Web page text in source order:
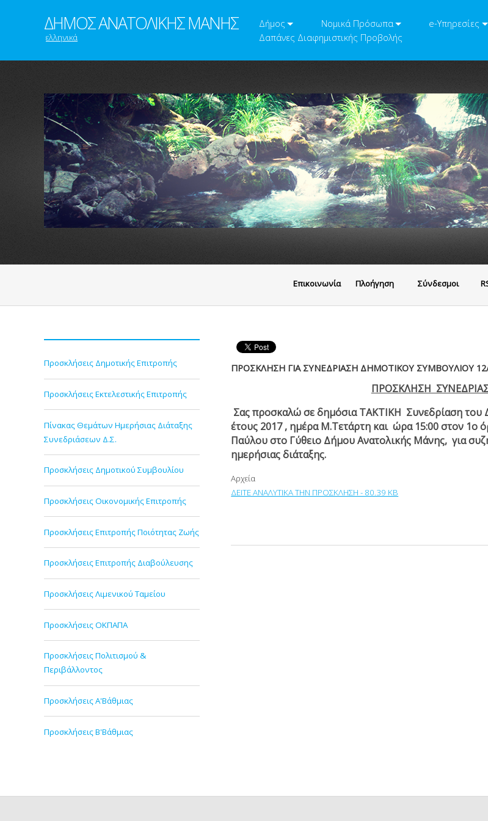
ΔΗΜΟΣ ΑΝΑΤΟΛΙΚΗΣ ΜΑΝΗΣ
ελληνικά
Δήμος Νομικά Πρόσωπα e-Υπηρεσίες
Δαπάνες Διαφημιστικής Προβολής
Eπικοινωνία Πλοήγηση Σύνδεσμοι
Προσκλήσεις Δημοτικής Επιτροπής
Προσκλήσεις Εκτελεστικής Επιτροπής
Πίνακας Θεμάτων Ημερήσιας Διάταξης
Συνεδριάσεων Δ.Σ.
Προσκλήσεις Δημοτικού Συμβουλίου
Προσκλήσεις Οικονομικής Επιτροπής
Προσκλήσεις Επιτροπής Ποιότητας Ζωής
Προσκλήσεις Επιτροπής Διαβούλευσης
Προσκλήσεις Λιμενικού Ταμείου
Προσκλήσεις ΟΚΠΑΠΑ
Προσκλήσεις Πολιτισμού &
Περιβάλλοντος
Προσκλήσεις Α'Βάθμιας
Προσκλήσεις Β'Βάθμιας
ΠΡΟΣΚΛΗΣΗ ΓΙΑ ΣΥΝΕΔΡΙΑΣΗ ΔΗΜΟΤΙΚΟΥ ΣΥΜΒΟΥΛΙΟΥ
ΠΡΟΣΚΛΗΣΗ
Σας προσκαλώ σε δημόσια ΤΑΚΤΙΚΗ Συνεδρίαση του
έτους 2017 , ημέρα Μ.Τετάρτη και ώρα 15:00 στον
Παύλου στο Γύθειο Δήμου Ανατολικής Μάνης, για
ημερήσιας διάταξης.
Αρχεία
ΔΕΙΤΕ ΑΝΑΛΥΤΙΚΑ ΤΗΝ ΠΡΟΣΚΛΗΣΗ - 80.39 KB